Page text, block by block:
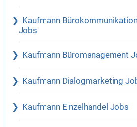
Kaufmann Bürokommunikation
Jobs
Kaufmann Büromanagement
Kaufmann Dialogmarketing
Kaufmann Einzelhandel Jobs